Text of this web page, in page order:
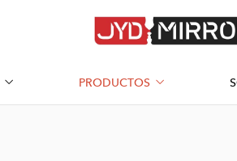
PRODUCTOS